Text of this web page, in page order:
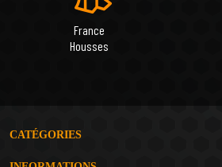
France
Housses
CATÉGORIES